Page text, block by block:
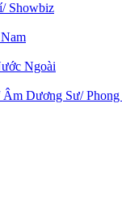
Showbiz
Ngoài
Dương Sư/